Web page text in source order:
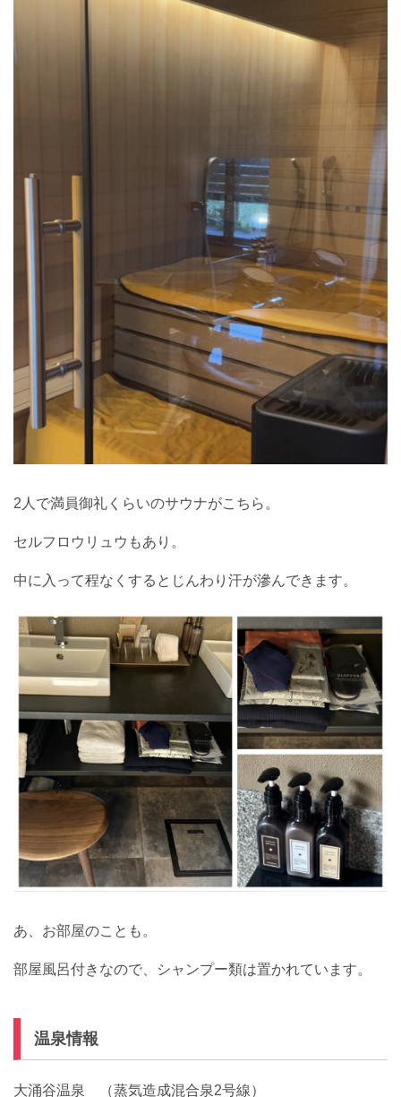
2人で満員御礼くらいのサウナがこちら。
セルフロウリュウもあり。
中に入って程なくするとじんわり汗が滲んできます。
あ、お部屋のことも。
部屋風呂付きなので、シャンプー類は置かれています。
温泉情報
大涌谷温泉 （蒸気造成混合泉2号線）